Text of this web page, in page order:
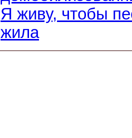
Я живу, чтобы
жила